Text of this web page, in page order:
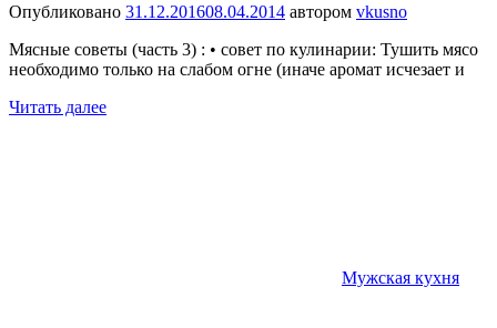
Опубликовано 31.12.201608.04.2014 автором vkusno
Мясные советы (часть 3) : • совет по кулинарии: Тушить мясо
необходимо только на слабом огне (иначе аромат исчезает и
Читать далее
Мужская кухня